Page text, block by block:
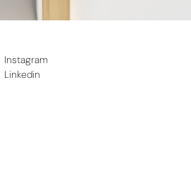
Instagram
Linkedin